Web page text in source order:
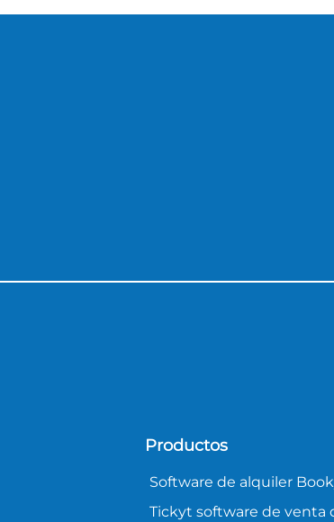
Productos
Software de alquiler
Tickyt software de venta